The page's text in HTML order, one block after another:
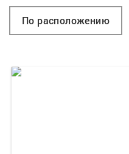
По расположению